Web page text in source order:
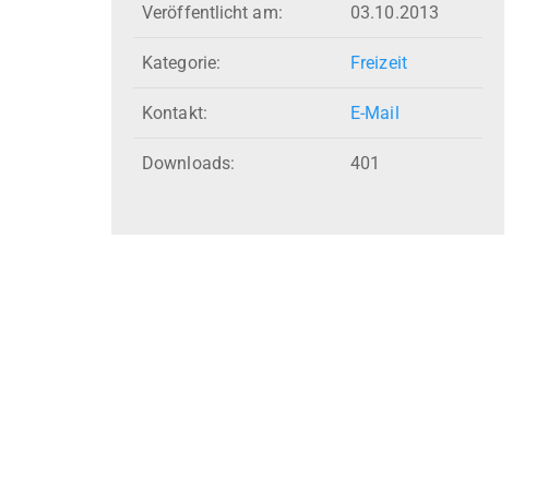
Veröffentlicht am: 03.10.2013
Kategorie: Freizeit
Kontakt: E-Mail
Downloads: 401